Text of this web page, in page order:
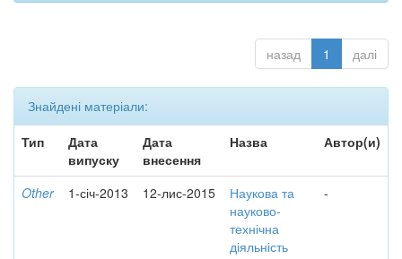
назад 1 далі
Знайдені матеріали:
Тип
Дата
випуску
Дата
внесення
Назва Автор(и)
Other 1-січ-2013 12-лис-2015
Наукова та
науково-
технічна
діяльність
-